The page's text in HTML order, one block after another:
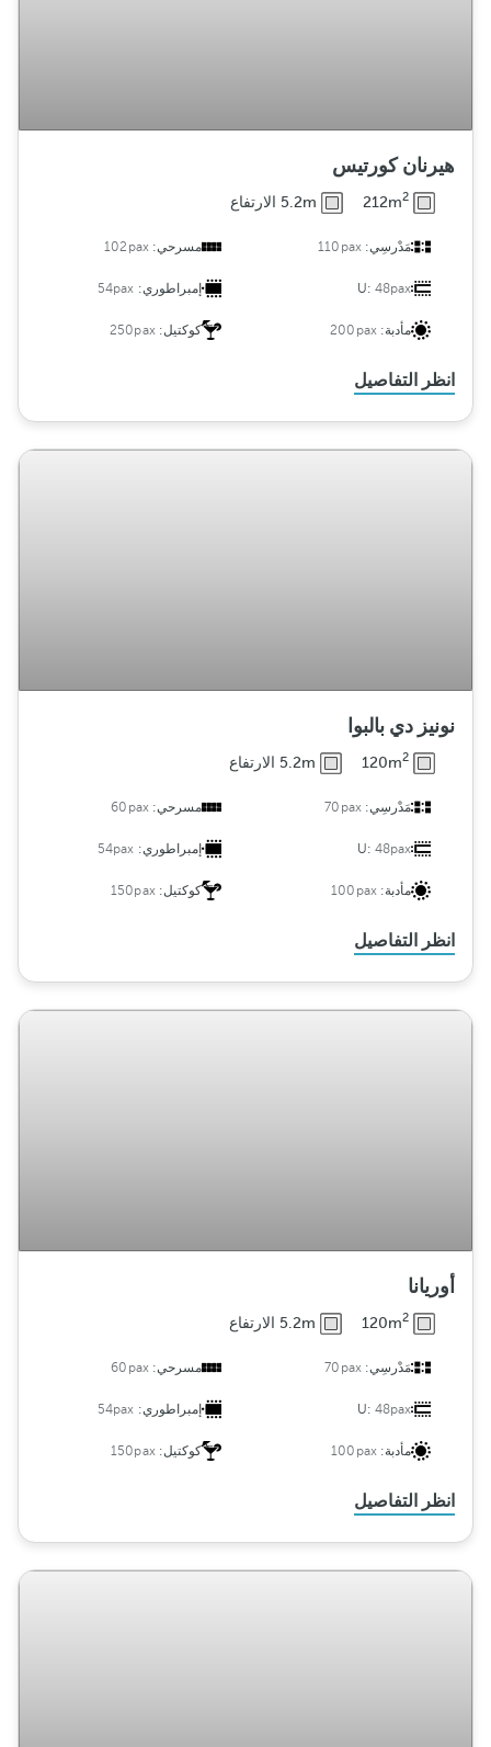
هيرنان كورتيس
212m2 5.2m الارتفاع
مَدْرسِي:110pax مسرحي:102pax
U: 48pax إمبراطوري: 54pax
مأدبة:200pax كوكتيل:250pax
انظر التفاصيل
نونيز دي بالبوا
120m2 5.2m الارتفاع
مَدْرسِي:70pax مسرحي:60pax
U: 48pax إمبراطوري: 54pax
مأدبة:100pax كوكتيل:150pax
انظر التفاصيل
أوريانا
120m2 5.2m الارتفاع
مَدْرسِي:70pax مسرحي:60pax
U: 48pax إمبراطوري: 54pax
مأدبة:100pax كوكتيل:150pax
انظر التفاصيل